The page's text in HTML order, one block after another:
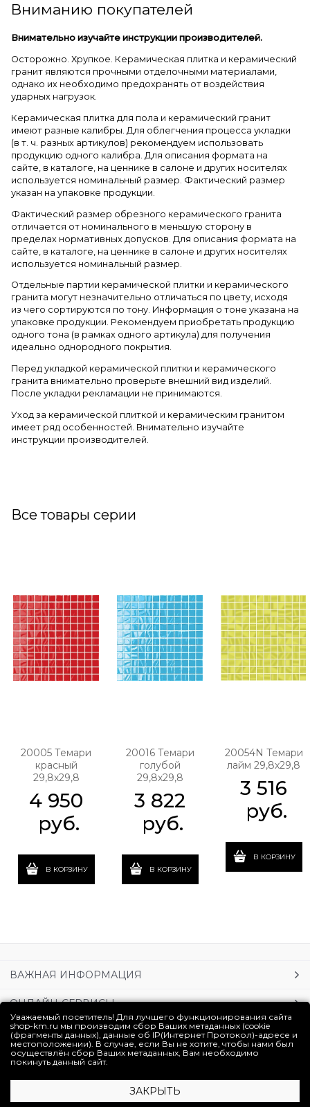
Вниманию покупателей
Внимательно изучайте инструкции производителей.
Осторожно. Хрупкое. Керамическая плитка и керамический
гранит являются прочными отделочными материалами,
однако их необходимо предохранять от воздействия
ударных нагрузок.
Керамическая плитка для пола и керамический гранит
имеют разные калибры. Для облегчения процесса укладки
(в т. ч. разных артикулов) рекомендуем использовать
продукцию одного калибра. Для описания формата на
сайте, в каталоге, на ценнике в салоне и других носителях
используется номинальный размер. Фактический размер
указан на упаковке продукции.
Фактический размер обрезного керамического гранита
отличается от номинального в меньшую сторону в
пределах нормативных допусков. Для описания формата на
сайте, в каталоге, на ценнике в салоне и других носителях
используется номинальный размер.
Отдельные партии керамической плитки и керамического
гранита могут незначительно отличаться по цвету, исходя
из чего сортируются по тону. Информация о тоне указана на
упаковке продукции. Рекомендуем приобретать продукцию
одного тона (в рамках одного артикула) для получения
идеально однородного покрытия.
Перед укладкой керамической плитки и керамического
гранита внимательно проверьте внешний вид изделий.
После укладки рекламации не принимаются.
Уход за керамической плиткой и керамическим гранитом
имеет ряд особенностей. Внимательно изучайте
инструкции производителей.
Все товары серии
20005 Темари
красный
29,8х29,8
4 950
руб.
В КОРЗИНУ
20016 Темари
голубой
29,8х29,8
3 822
руб.
В КОРЗИНУ
20054N Темари
лайм 29,8х29,8
3 516
руб.
В КОРЗИНУ
ВАЖНАЯ ИНФОРМАЦИЯ
ОНЛАЙН-СЕРВИСЫ
УСЛУГИ
ЛИЧНЫЙ КАБИНЕТ
Полная версия сайта
Уважаемый посетитель! Для лучшего функционирования сайта
shop-km.ru мы производим сбор Ваших метаданных (cookie
(фрагменты данных), данные об IP(Интернет Протокол)-адресе и
местоположении). В случае, если Вы не хотите, чтобы нами был
осуществлён сбор Ваших метаданных, Вам необходимо
покинуть данный сайт.
ЗАКРЫТЬ